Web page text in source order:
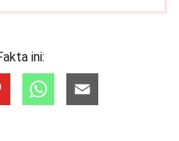
ini: